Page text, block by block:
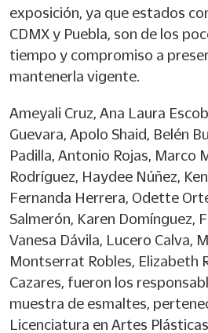
exposición, ya que estados
CDMX y Puebla, son de los
tiempo y compromiso a
mantenerla vigente.
Ameyali Cruz, Ana Laura
Guevara, Apolo Shaid, Belén
Padilla, Antonio Rojas, Marco
Rodríguez, Haydee Núñez,
Fernanda Herrera, Odette
Salmerón, Karen Domínguez,
Vanesa Dávila, Lucero Calva,
Montserrat Robles, Elizabeth
Cazares, fueron los
muestra de esmaltes,
Licenciatura en Artes